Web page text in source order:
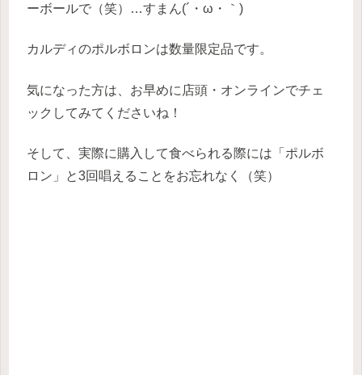
ーボールで（笑）…すまん(´・ω・｀)
カルディのポルボロンは数量限定品です。
気になった方は、お早めに店頭・オンラインでチェ
ックしてみてくださいね！
そして、実際に購入して食べられる際には「ポルボ
ロン」と3回唱えることをお忘れなく（笑）